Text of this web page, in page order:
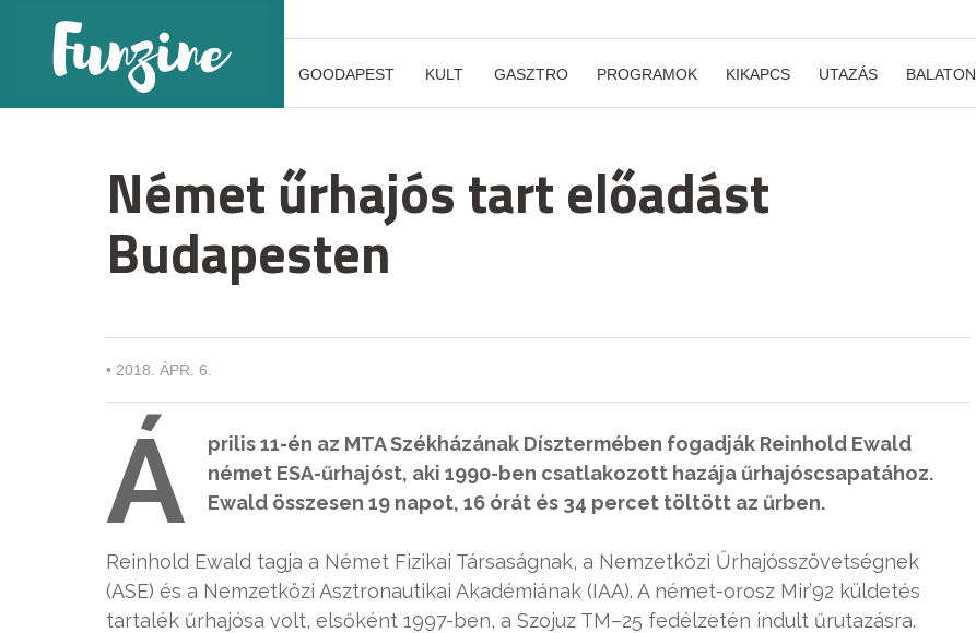
GOODAPEST KULT GASZTRO PROGRAMOK KIKAPCS UTAZÁS BALATON
Német űrhajós tart előadást
Budapesten
• 2018. ÁPR. 6.
Á
prilis 11-én az MTA Székházának Dísztermében fogadják Reinhold Ewald
német ESA-űrhajóst, aki 1990-ben csatlakozott hazája űrhajóscsapatához.
Ewald összesen 19 napot, 16 órát és 34 percet töltött az űrben.
Reinhold Ewald tagja a Német Fizikai Társaságnak, a Nemzetközi Űrhajósszövetségnek
(ASE) és a Nemzetközi Asztronautikai Akadémiának (IAA). A német-orosz Mir’92 küldetés
tartalék űrhajósa volt, elsőként 1997-ben, a Szojuz TM–25 fedélzetén indult űrutazásra.